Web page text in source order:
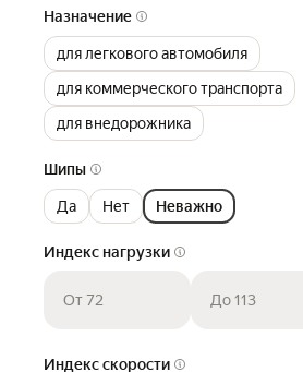
Назначение
для легкового автомобиля
для коммерческого транспорта
для внедорожника
Шипы
Да Нет Неважно
Индекс нагрузки
От 72 До 113
Индекс скорости